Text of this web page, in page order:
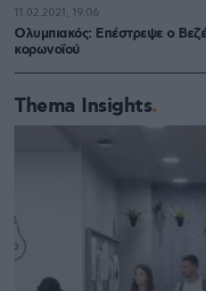
Ολυμπιακός: Επέστρεψε ο
κορωνοϊού
11.02.2021, 19:06
Thema Insights